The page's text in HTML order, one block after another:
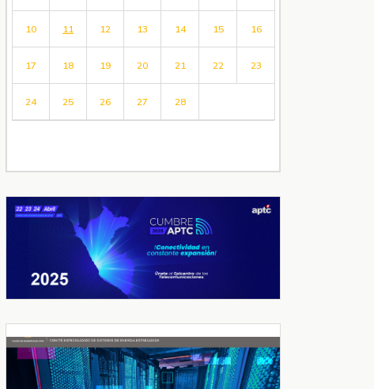
10 11 12 13 14 15 16
17 18 19 20 21 22 23
24 25 26 27 28